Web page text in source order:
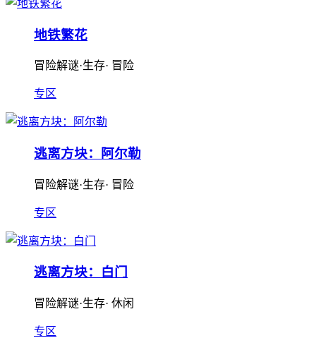
地铁繁花
冒险解谜·生存· 冒险
专区
逃离方块：阿尔勒
冒险解谜·生存· 冒险
专区
逃离方块：白门
冒险解谜·生存· 休闲
专区